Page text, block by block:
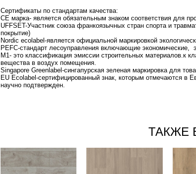
Сертификаты по стандартам качества:
СЕ марка- является обязательным знаком соответствия для
UFFSET-Участник союза франкоязычных стран спорта и
покрытие)
Nordic ecolabel-является официальной маркировкой
PEFC-стандарт лесоуправления включающие экономические,
M1- это классификация эмиссии строительных материалов.к
вещества в воздух помещения.
Singapore Greenlabel-сингапурская зеленая маркировка для
EU Ecolabel-сертифицированный знак, которым отмечаются в
научно подтвержден.
ТАКЖЕ